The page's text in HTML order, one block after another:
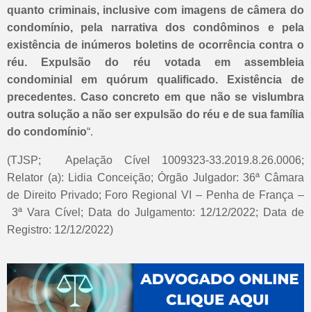
quanto criminais, inclusive com imagens de câmera do
condomínio, pela narrativa dos condôminos e pela
existência de inúmeros boletins de ocorrência contra o
réu. Expulsão do réu votada em assembleia
condominial em quórum qualificado. Existência de
precedentes. Caso concreto em que não se vislumbra
outra solução a não ser expulsão do réu e de sua família
do condomínio“.
(TJSP; Apelação Cível 1009323-33.2019.8.26.0006;
Relator (a): Lidia Conceição; Órgão Julgador: 36ª Câmara
de Direito Privado; Foro Regional VI – Penha de França –
3ª Vara Cível; Data do Julgamento: 12/12/2022; Data de
Registro: 12/12/2022)